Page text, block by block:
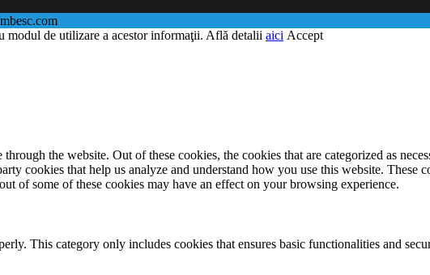
modul de utilizare a acestor informaţii. Află detalii aici Accept
the website. Out of these cookies, the cookies that are categorized as
cookies that help us analyze and understand how you use this website.
of some of these cookies may have an effect on your browsing experience.
This category only includes cookies that ensures basic functionalities and